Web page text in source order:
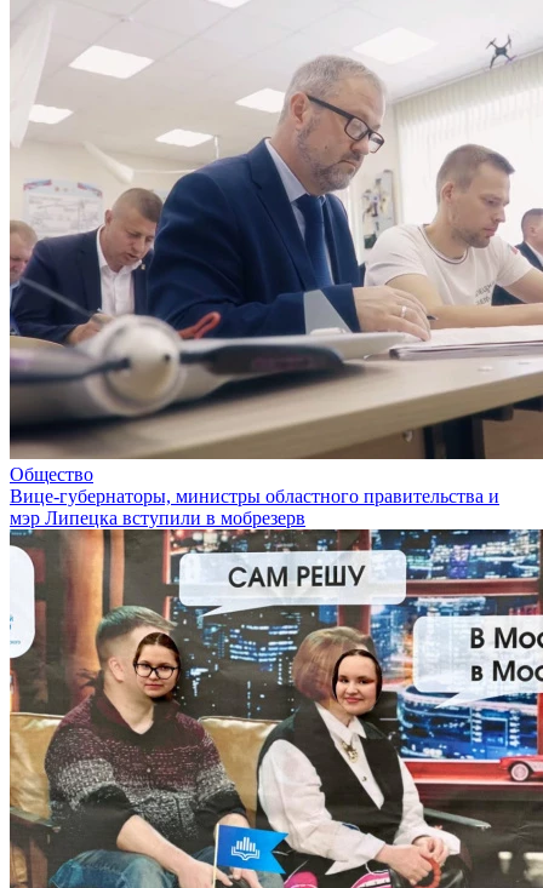
Общество
Вице-губернаторы, министры областного правительства и
мэр Липецка вступили в мобрезерв